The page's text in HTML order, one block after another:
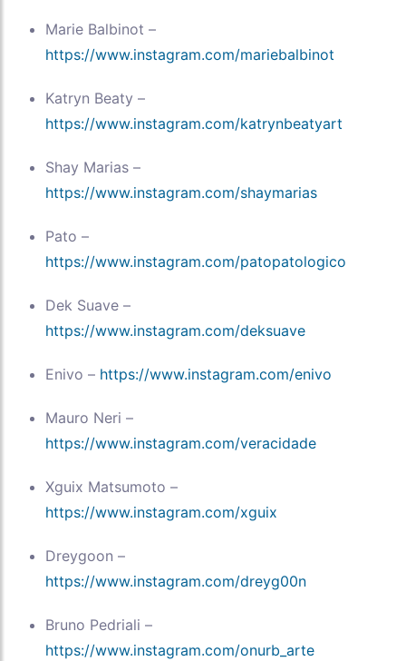
Marie Balbinot –
https://www.instagram.com/mariebalbinot
Katryn Beaty –
https://www.instagram.com/katrynbeatyart
Shay Marias –
https://www.instagram.com/shaymarias
Pato –
https://www.instagram.com/patopatologico
Dek Suave –
https://www.instagram.com/deksuave
Enivo – https://www.instagram.com/enivo
Mauro Neri –
https://www.instagram.com/veracidade
Xguix Matsumoto –
https://www.instagram.com/xguix
Dreygoon –
https://www.instagram.com/dreyg00n
Bruno Pedriali –
https://www.instagram.com/onurb_arte